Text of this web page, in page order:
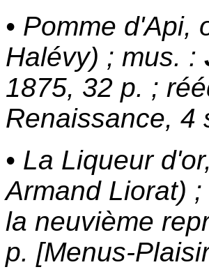
• Pomme d'Api,
Halévy) ; mus. :
1875, 32 p. ;
Renaissance, 4
• La Liqueur
Armand Liorat)
la neuvième
p. [Menus-